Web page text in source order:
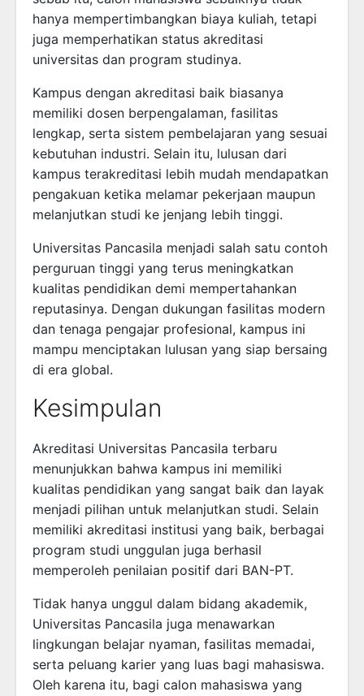
hanya mempertimbangkan biaya kuliah, tetapi
juga memperhatikan status akreditasi
universitas dan program studinya.
Kampus dengan akreditasi baik biasanya
memiliki dosen berpengalaman, fasilitas
lengkap, serta sistem pembelajaran yang sesuai
kebutuhan industri. Selain itu, lulusan dari
kampus terakreditasi lebih mudah mendapatkan
pengakuan ketika melamar pekerjaan maupun
melanjutkan studi ke jenjang lebih tinggi.
Universitas Pancasila menjadi salah satu contoh
perguruan tinggi yang terus meningkatkan
kualitas pendidikan demi mempertahankan
reputasinya. Dengan dukungan fasilitas modern
dan tenaga pengajar profesional, kampus ini
mampu menciptakan lulusan yang siap bersaing
di era global.
Kesimpulan
Akreditasi Universitas Pancasila terbaru
menunjukkan bahwa kampus ini memiliki
kualitas pendidikan yang sangat baik dan layak
menjadi pilihan untuk melanjutkan studi. Selain
memiliki akreditasi institusi yang baik, berbagai
program studi unggulan juga berhasil
memperoleh penilaian positif dari BAN-PT.
Tidak hanya unggul dalam bidang akademik,
Universitas Pancasila juga menawarkan
lingkungan belajar nyaman, fasilitas memadai,
serta peluang karier yang luas bagi mahasiswa.
Oleh karena itu, bagi calon mahasiswa yang